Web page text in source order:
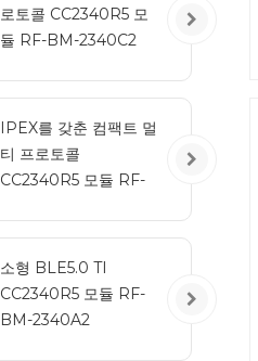
로토콜 CC2340R5 모
듈 RF-BM-2340C2
IPEX를 갖춘 컴팩트 멀
티 프로토콜
CC2340R5 모듈 RF-
소형 BLE5.0 TI
CC2340R5 모듈 RF-
BM-2340A2